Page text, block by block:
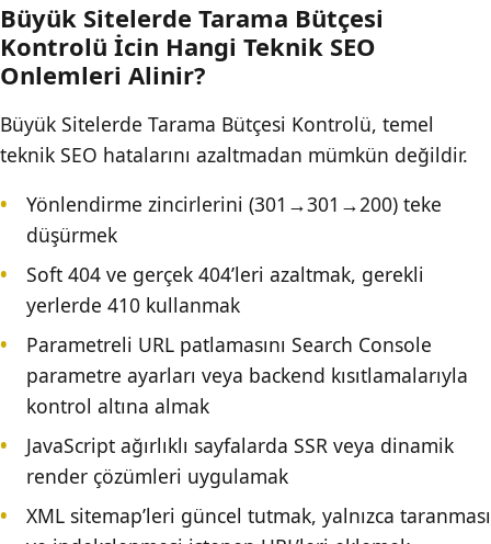
Büyük Sitelerde Tarama Bütçesi
Kontrolü İcin Hangi Teknik SEO
Onlemleri Alinir?
Büyük Sitelerde Tarama Bütçesi Kontrolü, temel
teknik SEO hatalarını azaltmadan mümkün değildir.
Yönlendirme zincirlerini (301→301→200) teke
düşürmek
Soft 404 ve gerçek 404’leri azaltmak, gerekli
yerlerde 410 kullanmak
Parametreli URL patlamasını Search Console
parametre ayarları veya backend kısıtlamalarıyla
kontrol altına almak
JavaScript ağırlıklı sayfalarda SSR veya dinamik
render çözümleri uygulamak
XML sitemap’leri güncel tutmak, yalnızca taranması